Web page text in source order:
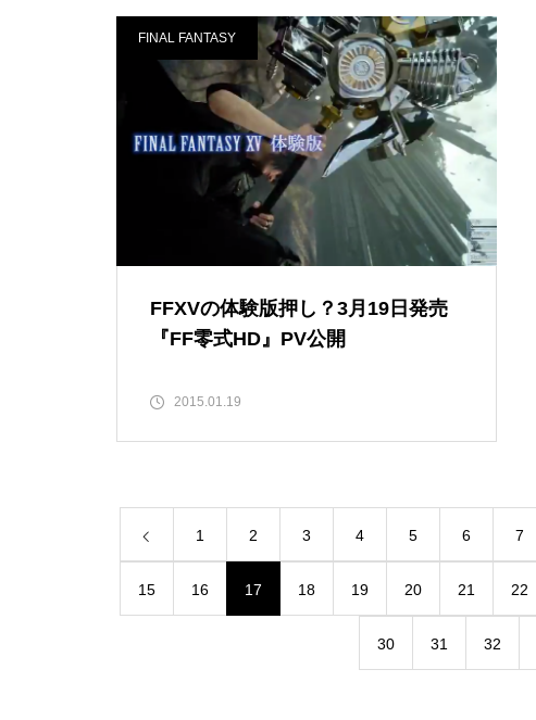
FINAL FANTASY
FFXVの体験版押し？3月19日発売
『FF零式HD』PV公開
2015.01.19
1 2 3 4 5 6 7
15 16 17 18 19 20 21 22
30 31 32